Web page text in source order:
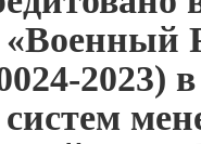
2023) в